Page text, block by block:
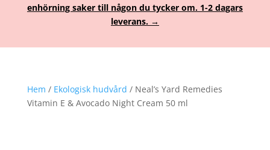
enhörning saker till någon du tycker om. 1-2 dagars
leverans. →
Hem / Ekologisk hudvård / Neal’s Yard Remedies
Vitamin E & Avocado Night Cream 50 ml